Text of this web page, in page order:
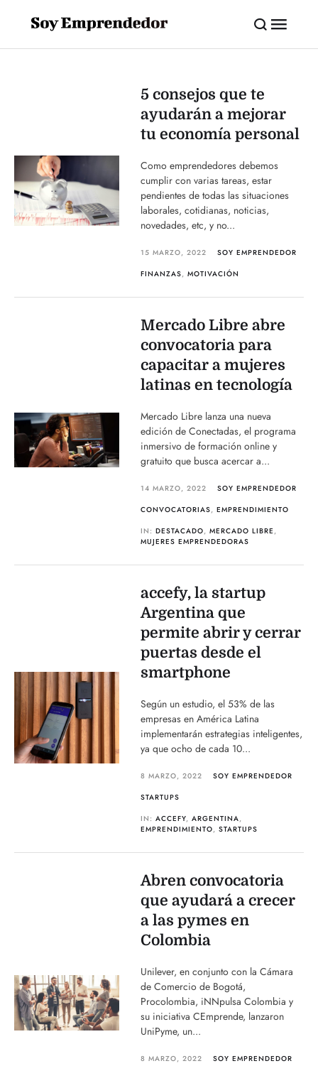
5 consejos que te
ayudarán a mejorar
tu economía personal
Como emprendedores debemos
cumplir con varias tareas, estar
pendientes de todas las situaciones
laborales, cotidianas, noticias,
novedades, etc, y no...
15 MARZO, 2022
SOY EMPRENDEDOR
FINANZAS,MOTIVACIÓN
Mercado Libre abre
convocatoria para
capacitar a mujeres
latinas en tecnología
Mercado Libre lanza una nueva
edición de Conectadas, el programa
inmersivo de formación online y
gratuito que busca acercar a...
14 MARZO, 2022
SOY EMPRENDEDOR
CONVOCATORIAS,EMPRENDIMIENTO
IN:DESTACADO,MERCADO LIBRE ,
MUJERES EMPRENDEDORAS
accefy, la startup
Argentina que
permite abrir y cerrar
puertas desde el
smartphone
Según un estudio, el 53% de las
empresas en América Latina
implementarán estrategias inteligentes,
ya que ocho de cada 10...
8 MARZO, 2022
SOY EMPRENDEDOR
STARTUPS
IN:ACCEFY,ARGENTINA,
EMPRENDIMIENTO,STARTUPS
Abren convocatoria
que ayudará a crecer
a las pymes en
Colombia
Unilever, en conjunto con la Cámara
de Comercio de Bogotá,
Procolombia, iNNpulsa Colombia y
su iniciativa CEmprende, lanzaron
UniPyme, un...
8 MARZO, 2022
SOY EMPRENDEDOR